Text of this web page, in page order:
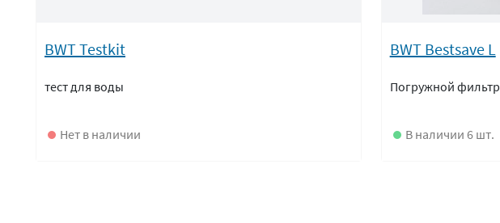
BWT Testkit
тест для воды
Нет в наличии
BWT Bestsave L
Погружной фильтр
В наличии 6 шт.